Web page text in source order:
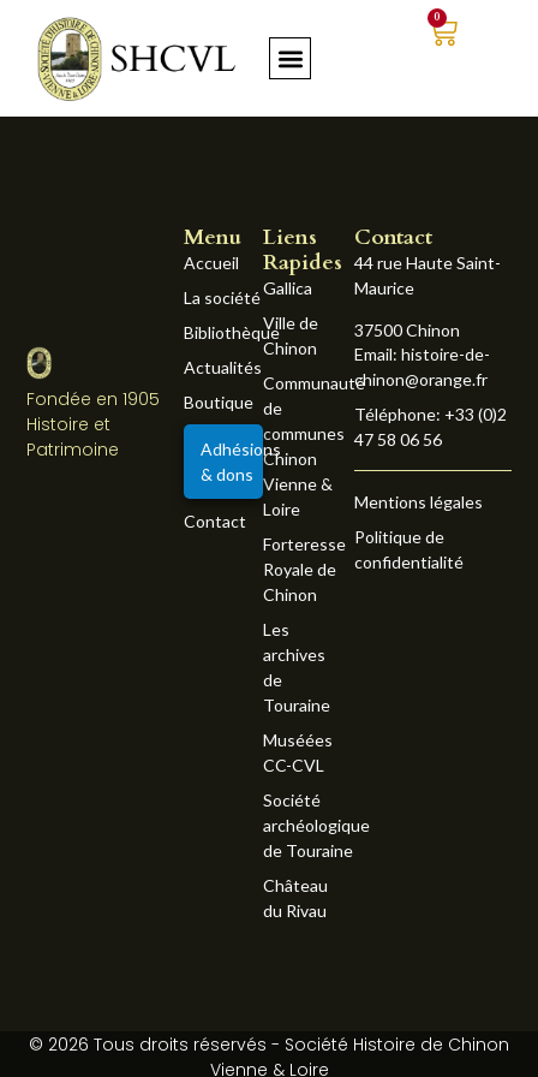
0
Fondée en 1905
Histoire et
Patrimoine
Liens
Rapides
Gallica
Ville de
Chinon
Communauté
de
communes
Chinon
Vienne &
Loire
Forteresse
Royale de
Chinon
Les
archives
de
Touraine
Muséées
CC-CVL
Société
archéologique
de Touraine
Château
du Rivau
Menu
Accueil
La société
Bibliothèque
Actualités
Boutique
Adhésions
& dons
Contact
Contact
44 rue Haute Saint-
Maurice
37500 Chinon
Email: histoire-de-
chinon@orange.fr
Téléphone: +33 (0)2
47 58 06 56
Mentions légales
Politique de
confidentialité
© 2026 Tous droits réservés - Société Histoire de Chinon
Vienne & Loire